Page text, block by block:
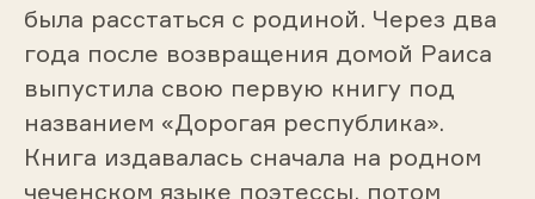
была расстаться с родиной. Через два
года после возвращения домой Раиса
выпустила свою первую книгу под
названием «Дорогая республика».
Книга издавалась сначала на родном
чеченском языке поэтессы, потом